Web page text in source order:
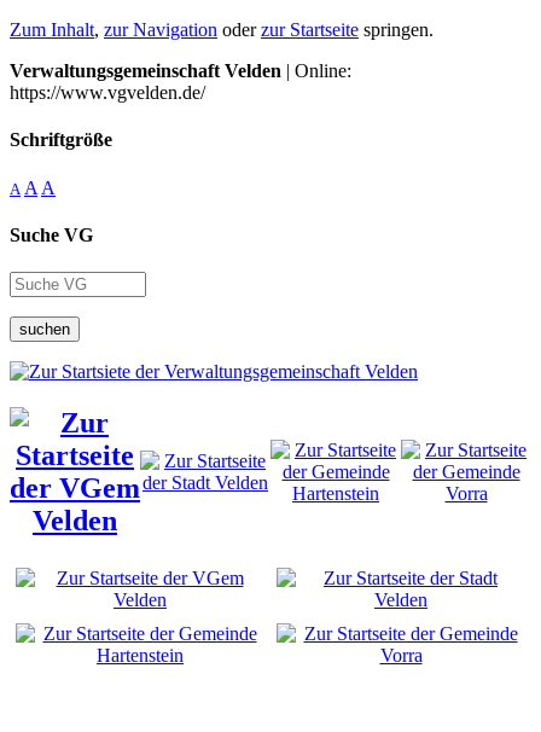
Zum Inhalt, zur Navigation oderzur Startseite springen.
Verwaltungsgemeinschaft Velden | Online:
https://www.vgvelden.de/
Schriftgröße
A A A
Suche VG
suchen